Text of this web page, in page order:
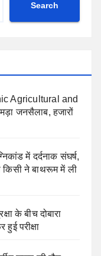
Search
Agricultural and
जनसैलाब, हजारों
में दर्दनाक संघर्ष,
किसी ने बाथरूम में ली
के बीच दोबारा
हुई परीक्षा